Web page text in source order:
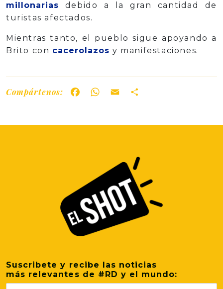
millonarias debido a la gran cantidad de
turistas afectados.
Mientras tanto, el pueblo sigue apoyando a
Brito con cacerolazos y manifestaciones.
Compártenos: FacebookWhatsApp
Email
Suscribete y recibe las noticias
más relevantes de #RD y el mundo: